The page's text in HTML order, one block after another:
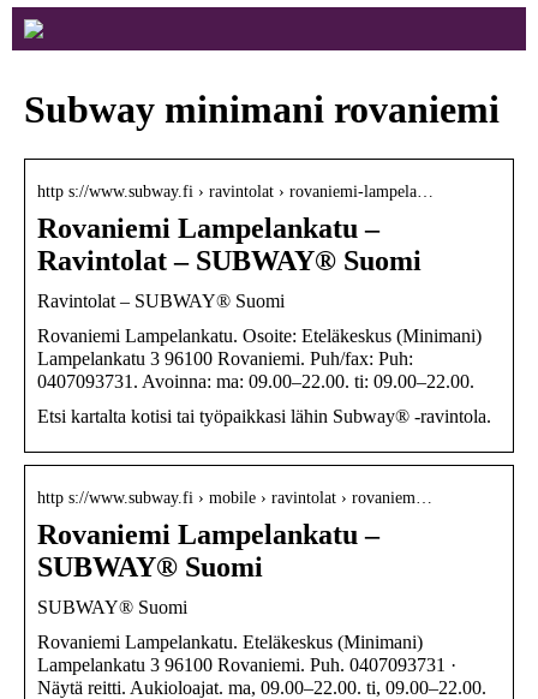
Subway minimani rovaniemi
http s://www.subway.fi › ravintolat › rovaniemi-lampela…
Rovaniemi Lampelankatu –
Ravintolat – SUBWAY® Suomi
Ravintolat – SUBWAY® Suomi
Rovaniemi Lampelankatu. Osoite: Eteläkeskus (Minimani)
Lampelankatu 3 96100 Rovaniemi. Puh/fax: Puh:
0407093731. Avoinna: ma: 09.00–22.00. ti: 09.00–22.00.
Etsi kartalta kotisi tai työpaikkasi lähin Subway® -ravintola.
http s://www.subway.fi › mobile › ravintolat › rovaniem…
Rovaniemi Lampelankatu –
SUBWAY® Suomi
SUBWAY® Suomi
Rovaniemi Lampelankatu. Eteläkeskus (Minimani)
Lampelankatu 3 96100 Rovaniemi. Puh. 0407093731 ·
Näytä reitti. Aukioloajat. ma, 09.00–22.00. ti, 09.00–22.00.